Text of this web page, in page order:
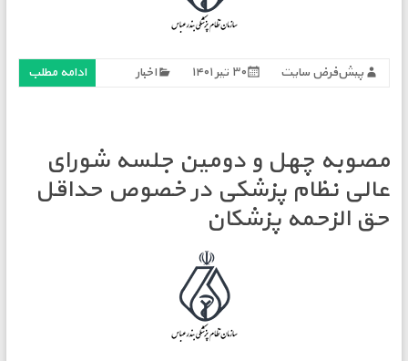
پیش‌فرض سایت ۳۰ تیر ۱۴۰۱ اخبار ادامه مطلب
مصوبه چهل و دومین جلسه شورای
عالی نظام پزشکی در خصوص حداقل
حق الزحمه پزشکان